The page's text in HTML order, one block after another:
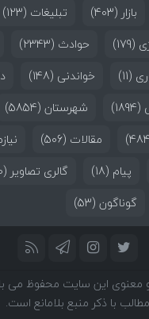
بازار (403) تبلیغات (123)
(179) حوادث (2343)
(11) خواندنی (148)
(1894) شهرستان (5854)
مقالات (506)
پیام (18) گالری تصاویر (150)
گوناگون (53)
معنوی این سایت محفوظ می
مطالب با ذکر منبع بلامانع است.